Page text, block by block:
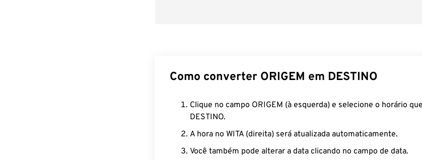
Como converter ORIGEM em DESTINO
Clique no campo ORIGEM (à esquerda) e selecione o horário
DESTINO.
A hora no WITA (direita) será atualizada automaticamente.
Você também pode alterar a data clicando no campo de data.